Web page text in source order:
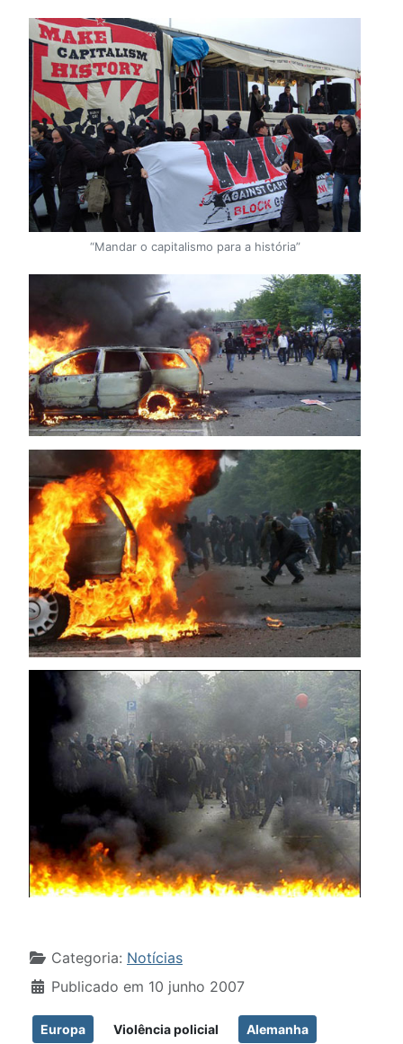
“Mandar o capitalismo para a história”
Detalhes
Categoria: Notícias
Publicado em 10 junho 2007
Europa Violência policial Alemanha